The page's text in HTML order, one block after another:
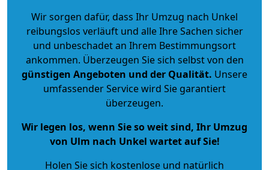
Wir sorgen dafür, dass Ihr Umzug nach Unkel
reibungslos verläuft und alle Ihre Sachen sicher
und unbeschadet an Ihrem Bestimmungsort
ankommen. Überzeugen Sie sich selbst von den
günstigen Angeboten und der Qualität. Unsere
umfassender Service wird Sie garantiert
überzeugen.
Wir legen los, wenn Sie so weit sind, Ihr Umzug
von Ulm nach Unkel wartet auf Sie!
Holen Sie sich kostenlose und natürlich